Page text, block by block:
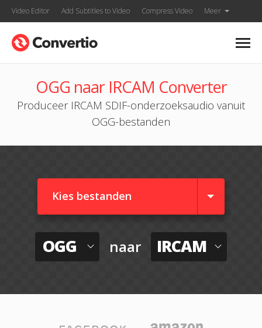
Video Editor Add Subtitles to Video Compress Video Meer
OGG naar IRCAM Converter
Produceer IRCAM SDIF-onderzoeksaudio vanuit
OGG-bestanden
Kies bestanden
OGG naar IRCAM